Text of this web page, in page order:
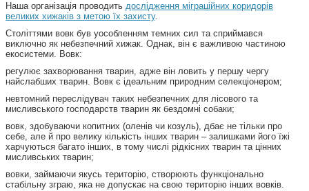
Наша організація проводить дослідження міграційних коридорів
великих хижаків з метою їх захисту.
Століттями вовк був уособленням темних сил та сприймався
виключно як небезпечний хижак. Однак, він є важливою частиною
екосистеми. Вовк:
регулює захворювання тварин, адже він ловить у першу чергу
найслабших тварин. Вовк є ідеальним природним селекціонером;
невтомний переслідувач таких небезпечних для лісового та
мисливського господарств тварин як бездомні собаки;
вовк, здобуваючи копитних (оленів чи козуль), дбає не тільки про
себе, але й про велику кількість інших тварин – залишками його їжі
харчуються багато інших, в тому числі рідкісних тварин та цінних
мисливських тварин;
вовки, займаючи якусь територію, створюють функціонально
стабільну зграю, яка не допускає на свою територію інших вовків.